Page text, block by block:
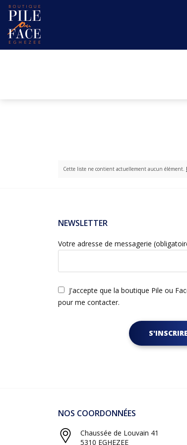
Cette liste ne contient actuellement aucun élément.
NEWSLETTER
Votre adresse de messagerie
J'accepte que la boutique Pile ou
pour me contacter.
S'INSCRIRE
NOS COORDONNÉES
Chaussée de Louvain 41
5310 EGHEZEE